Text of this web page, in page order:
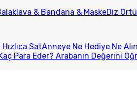
& Bandana & MaskeDiz
SatAnneye Ne Hediye Ne
Para Eder? Arabanın Değerini